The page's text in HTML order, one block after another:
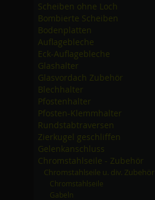
Scheiben ohne Loch
Bombierte Scheiben
Bodenplatten
Auflagebleche
Eck-Auflagebleche
Glashalter
Glasvordach Zubehör
Blechhalter
Pfostenhalter
Pfosten-Klemmhalter
Rundstabtraversen
Zierkugel geschliffen
Gelenkanschluss
Chromstahlseile - Zubehör
Chromstahlseile u. div. Zubehör
Chromstahlseile
Gabeln